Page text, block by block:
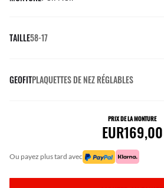
TAILLE58-17
GEOFITPLAQUETTES DE NEZ RÉGLABLES
PRIX DE LA MONTURE
EUR169,00
ou payez plus tard avec